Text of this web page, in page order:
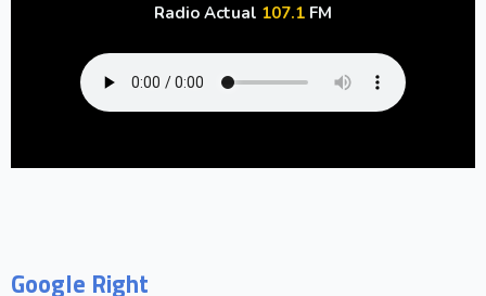
Radio Actual 107.1 FM
Google Right